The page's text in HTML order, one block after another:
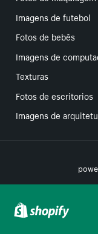
Imagens de futebol
Fotos de bebês
Imagens de
Texturas
Fotos de escritorios
Imagens de
Suas